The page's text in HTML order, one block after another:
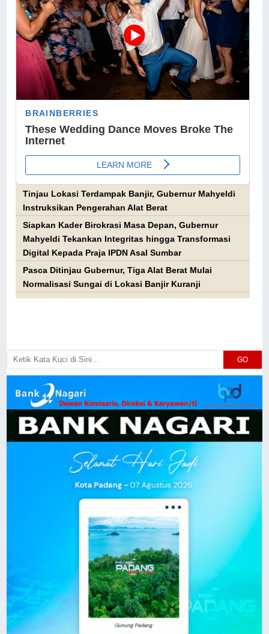
Tinjau Lokasi Terdampak Banjir, Gubernur Mahyeldi
Instruksikan Pengerahan Alat Berat
Siapkan Kader Birokrasi Masa Depan, Gubernur
Mahyeldi Tekankan Integritas hingga Transformasi
Digital Kepada Praja IPDN Asal Sumbar
Pasca Ditinjau Gubernur, Tiga Alat Berat Mulai
Normalisasi Sungai di Lokasi Banjir Kuranji
GO